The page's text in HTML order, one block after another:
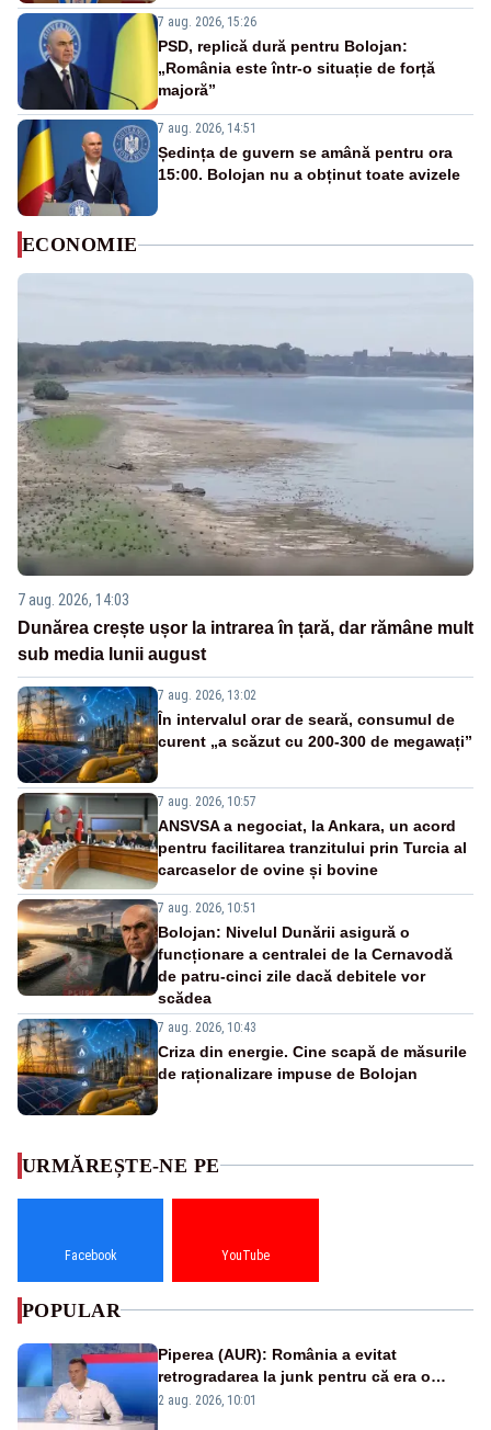
7 aug. 2026, 15:26
PSD, replică dură pentru Bolojan:
„România este într-o situație de forță
majoră”
7 aug. 2026, 14:51
Ședința de guvern se amână pentru ora
15:00. Bolojan nu a obținut toate avizele
ECONOMIE
7 aug. 2026, 14:03
Dunărea crește ușor la intrarea în țară, dar rămâne mult
sub media lunii august
7 aug. 2026, 13:02
În intervalul orar de seară, consumul de
curent „a scăzut cu 200-300 de megawați”
7 aug. 2026, 10:57
ANSVSA a negociat, la Ankara, un acord
pentru facilitarea tranzitului prin Turcia al
carcaselor de ovine și bovine
7 aug. 2026, 10:51
Bolojan: Nivelul Dunării asigură o
funcționare a centralei de la Cernavodă
de patru-cinci zile dacă debitele vor
scădea
7 aug. 2026, 10:43
Criza din energie. Cine scapă de măsurile
de raționalizare impuse de Bolojan
URMĂREȘTE-NE PE
Facebook YouTube
POPULAR
Piperea (AUR): România a evitat
retrogradarea la junk pentru că era o
catastrofă pentru bănci și fondurile de
2 aug. 2026, 10:01